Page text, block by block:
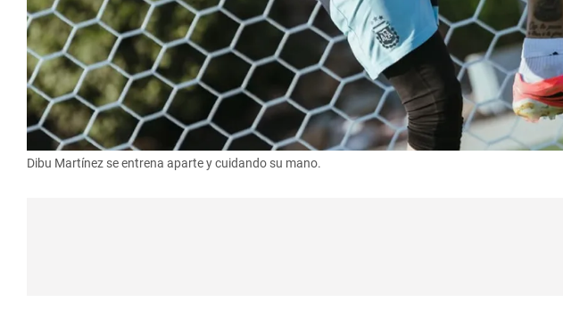
Dibu Martínez se entrena aparte y cuidando su mano.